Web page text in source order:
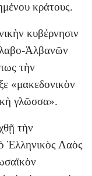
κράτους.
κυβέρνησιν
Ἀλβανῶν
τὴν
«μακεδονικὸν
γλῶσσα».
τὴν
Ἑλληνικὸς Λαὸς